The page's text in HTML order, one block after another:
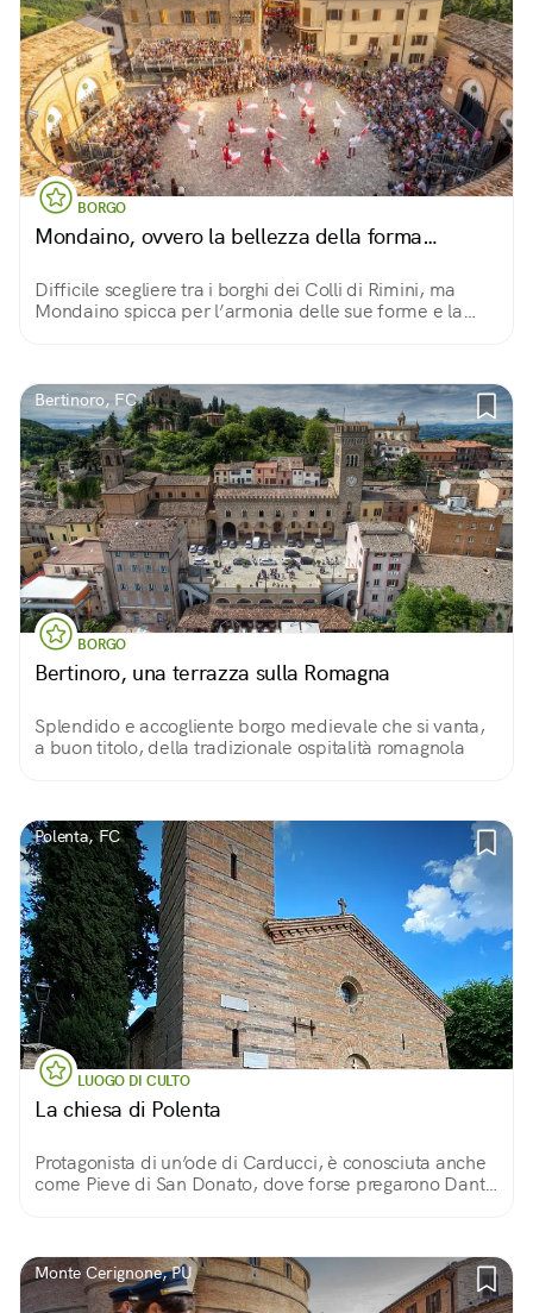
BORGO
Mondaino, ovvero la bellezza della forma…
Difficile scegliere tra i borghi dei Colli di Rimini, ma
Mondaino spicca per l’armonia delle sue forme e la
Bertinoro, FC
BORGO
Bertinoro, una terrazza sulla Romagna
Splendido e accogliente borgo medievale che si vanta,
a buon titolo, della tradizionale ospitalità romagnola
Polenta, FC
LUOGO DI CULTO
La chiesa di Polenta
Protagonista di un’ode di Carducci, è conosciuta anche
come Pieve di San Donato, dove forse pregarono Dante
Monte Cerignone, PU